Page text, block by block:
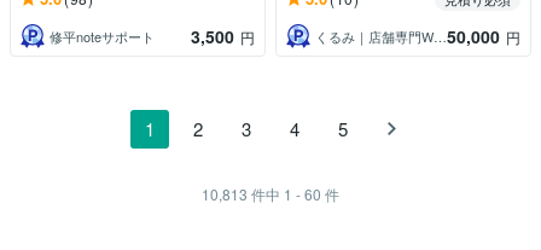
修平noteサポート 3,500 円
くるみ｜店舗専門Webデザイナー 50,000 円
1 2 3 4 5
10,813 件中 1 - 60 件